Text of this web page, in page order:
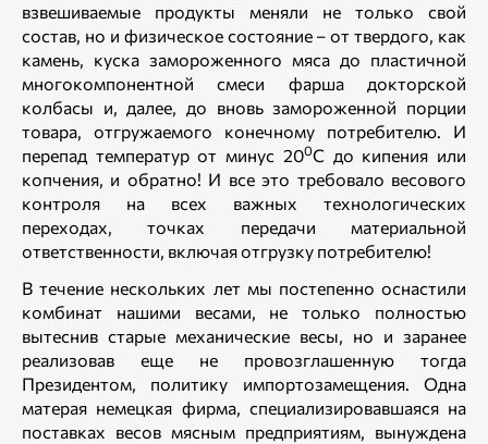
взвешиваемые продукты меняли не только свой
состав, но и физическое состояние – от твердого, как
камень, куска замороженного мяса до пластичной
многокомпонентной смеси фарша докторской
колбасы и, далее, до вновь замороженной порции
товара, отгружаемого конечному потребителю. И
перепад температур от минус 200С до кипения или
копчения, и обратно! И все это требовало весового
контроля на всех важных технологических
переходах, точках передачи материальной
ответственности, включая отгрузку потребителю!
В течение нескольких лет мы постепенно оснастили
комбинат нашими весами, не только полностью
вытеснив старые механические весы, но и заранее
реализовав еще не провозглашенную тогда
Президентом, политику импортозамещения. Одна
матерая немецкая фирма, специализировавшаяся на
поставках весов мясным предприятиям, вынуждена